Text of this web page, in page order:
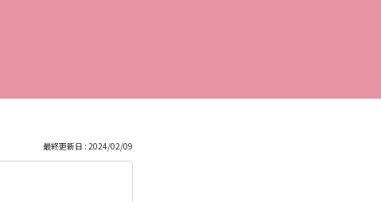
最終更新日 : 2024/02/09